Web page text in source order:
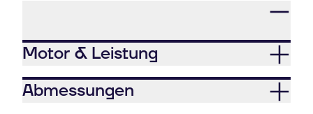
Motor & Leistung
Abmessungen